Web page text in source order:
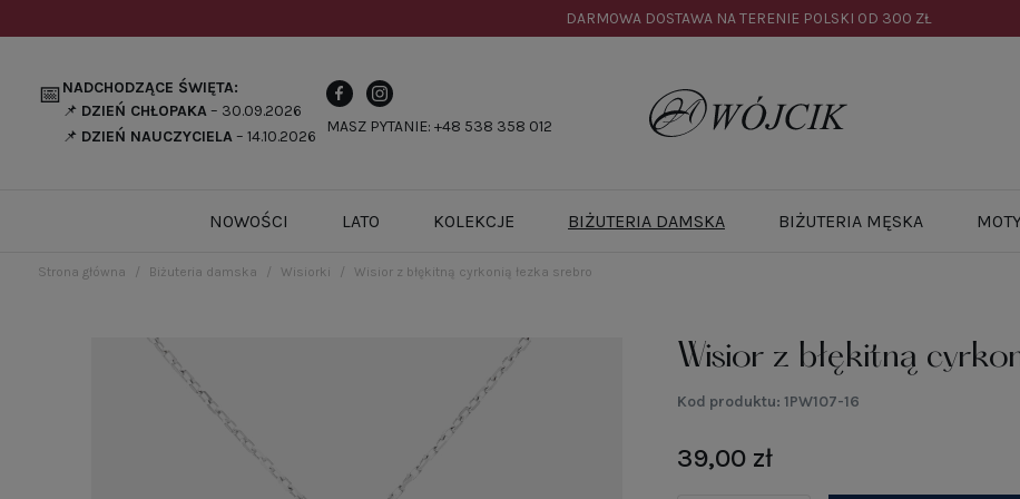
DARMOWA DOSTAWA NA TERENIE POLSKI OD 300 ZŁ
📅NADCHODZĄCE ŚWIĘTA:
📌 DZIEŃ CHŁOPAKA– 30.09.2026
📌 DZIEŃ NAUCZYCIELA– 14.10.2026
MASZ PYTANIE: +48 538 358 012
NOWOŚCI LATO KOLEKCJE BIŻUTERIA DAMSKA BIŻUTERIA MĘSKA
Strona główna Biżuteria damska Wisiorki Wisior z błękitną cyrkonią łezka srebro
Wisior z błękitną
Kod produktu: 1PW107-16
39,00 zł